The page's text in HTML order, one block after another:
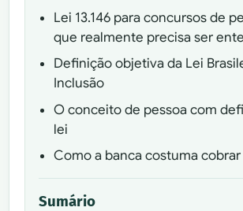
Lei 13.146 para concursos de
que realmente precisa ser
Definição objetiva da Lei
Inclusão
O conceito de pessoa com
lei
Como a banca costuma cobrar
Sumário